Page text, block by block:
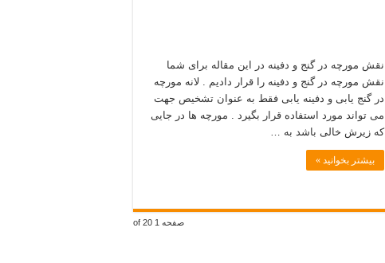
نقش مورچه در گنج و دفینه در این مقاله برای شما
نقش مورچه در گنج و دفینه را قرار دادیم . لانه مورچه
در گنج یابی و دفینه یابی فقط به عنوان تشخیص جهت
می تواند مورد استفاده قرار بگیرد . مورچه ها در جایی
که زیرش خالی باشد به …
بیشتر بخوانید »
صفحه 1 of 20